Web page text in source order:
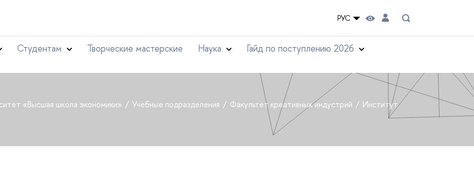
РУС
Студентам Творческие мастерские Наука
Гайд по поступлению 2026
«Высшая школа экономики» Учебные подразделения Факультет креативных индустрий
Институт